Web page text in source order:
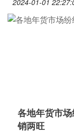
2024-01-01
各地年货市
销两旺